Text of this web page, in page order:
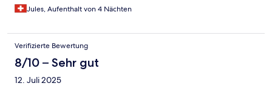
Jules, Aufenthalt von 4 Nächten
Verifizierte Bewertung
8/10 – Sehr gut
12. Juli 2025